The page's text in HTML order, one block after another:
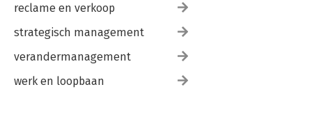
reclame en verkoop
strategisch management
verandermanagement
werk en loopbaan